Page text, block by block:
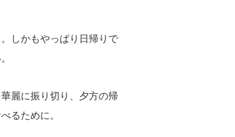
しかもやっぱり日帰りで
麗に振り切り、夕方の帰
るために。